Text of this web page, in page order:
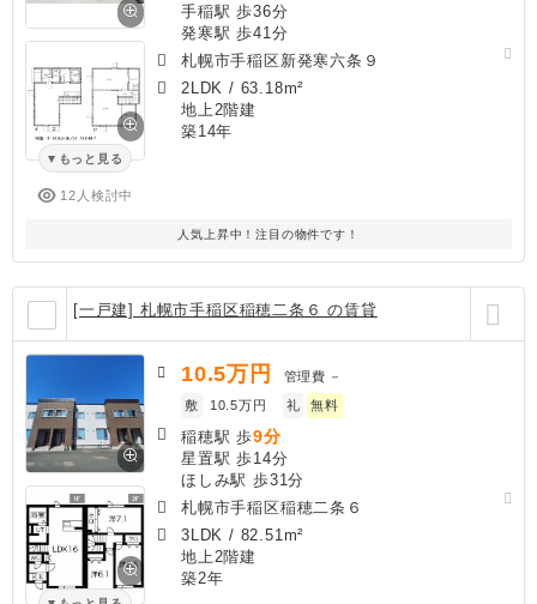
もっと見る
12人検討中
手稲駅 歩36分
発寒駅 歩41分
札幌市手稲区新発寒六条９
2LDK / 63.18m²
地上2階建
築14年
人気上昇中！注目の物件です！
[一戸建] 札幌市手稲区稲穂二条６ の賃貸
10.5万円 管理費 －
敷
10.5万円 礼 無料
稲穂駅 歩9分
星置駅 歩14分
ほしみ駅 歩31分
札幌市手稲区稲穂二条６
3LDK / 82.51m²
地上2階建
築2年